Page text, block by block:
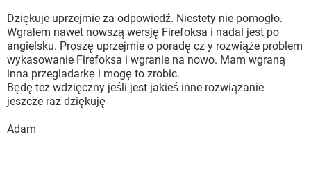
Dziękuje uprzejmie za odpowiedź. Niestety nie pomogło.
Wgrałem nawet nowszą wersję Firefoksa i nadal jest po
angielsku. Proszę uprzejmie o poradę cz y rozwiąże problem
wykasowanie Firefoksa i wgranie na nowo. Mam wgraną
inna przegladarkę i mogę to zrobic.
Będę tez wdzięczny jeśli jest jakieś inne rozwiązanie
jeszcze raz dziękuję
Adam